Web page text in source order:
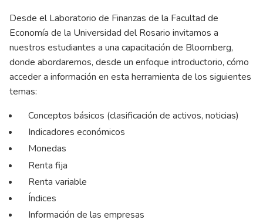
Desde el Laboratorio de Finanzas de la Facultad de
Economía de la Universidad del Rosario invitamos a
nuestros estudiantes a una capacitación de Bloomberg,
donde abordaremos, desde un enfoque introductorio, cómo
acceder a información en esta herramienta de los siguientes
temas:
Conceptos básicos (clasificación de activos, noticias)
Indicadores económicos
Monedas
Renta fija
Renta variable
Índices
Información de las empresas